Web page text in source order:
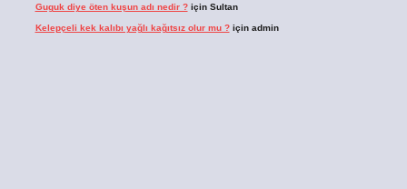
Guguk diye öten kuşun adı nedir ?için Sultan
Kelepçeli kek kalıbı yağlı kağıtsız olur mu ?için admin